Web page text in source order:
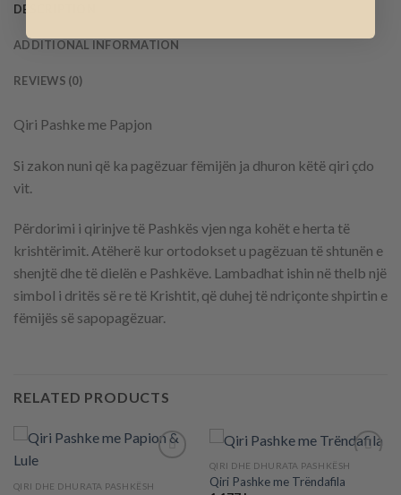
DESCRIPTION
ADDITIONAL INFORMATION
REVIEWS (0)
Qiri Pashke me Papjon
Si zakon nuni që ka pagëzuar fëmijën ja dhuron këtë qiri çdo
vit.
Përdorimi i qirinjve të Pashkës vjen nga kohët e herta të
krishtërimit. Atëherë kur ortodokset u pagëzuan të shtunën e
shenjtë dhe të dielën e Pashkëve. Lambadhat ishin në thelb një
simbol i dritës së re të Krishtit, që duhej të ndriçonte shpirtin e
fëmijës së sapopagëzuar.
RELATED PRODUCTS
QIRI DHE DHURATA PASHKËSH
QIRI DHE DHURATA PASHKËSH
Qiri Pashke me Trëndafila